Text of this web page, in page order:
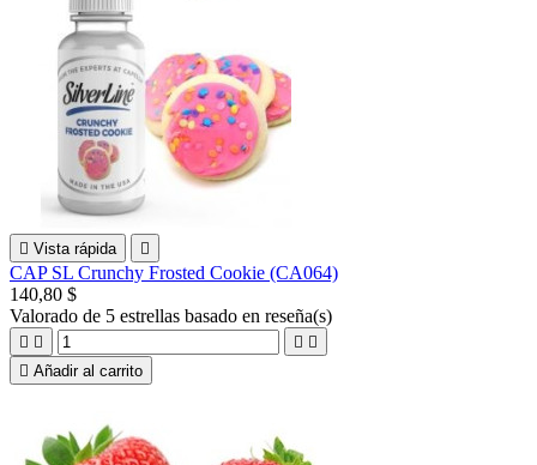
 Vista rápida 
CAP SL Crunchy Frosted Cookie (CA064)
140,80 $
Valorado de 5 estrellas basado en reseña(s)
   
 Añadir al carrito